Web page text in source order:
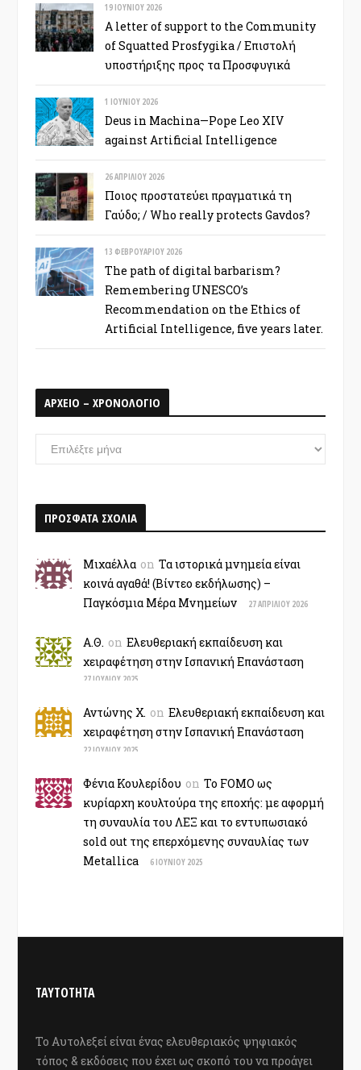
19 ΙΟΥΝΊΟΥ 2026
A letter of support to the Community
of Squatted Prosfygika / Επιστολή
υποστήριξης προς τα Προσφυγικά
1 ΙΟΥΝΊΟΥ 2026
Deus in Machina—Pope Leo XIV
against Artificial Intelligence
26 ΑΠΡΙΛΊΟΥ 2026
Ποιος προστατεύει πραγματικά τη
Γαύδο; / Who really protects Gavdos?
13 ΦΕΒΡΟΥΑΡΊΟΥ 2026
The path of digital barbarism?
Remembering UNESCO’s
Recommendation on the Ethics of
Artificial Intelligence, five years later.
ΑΡΧΕΙΟ – ΧΡΟΝΟΛΟΓΙΟ
ΑΡΧΕΙΟ
–
ΠΡΟΣΦΑΤΑ ΣΧΟΛΙΑ
Μιχαέλλα on Τα ιστορικά μνημεία είναι
κοινά αγαθά! (Βίντεο εκδήλωσης) –
Παγκόσμια Μέρα Μνημείων
27 ΑΠΡΙΛΊΟΥ 2026
Α.Θ. on Ελευθεριακή εκπαίδευση και
χειραφέτηση στην Ισπανική Επανάσταση
27 ΙΟΥΛΊΟΥ 2025
Αντώνης Χ. on Ελευθεριακή εκπαίδευση και
χειραφέτηση στην Ισπανική Επανάσταση
22 ΙΟΥΛΊΟΥ 2025
Φένια Κουλερίδου on Το FOMO ως
κυρίαρχη κουλτούρα της εποχής: με αφορμή
τη συναυλία του ΛΕΞ και το εντυπωσιακό
sold out της επερχόμενης συναυλίας των
Metallica
6 ΙΟΥΝΊΟΥ 2025
ΤΑΥΤΟΤΗΤΑ
Το Αυτολεξεί είναι ένας ελευθεριακός ψηφιακός
τόπος & εκδόσεις που έχει ως σκοπό του να προάγει